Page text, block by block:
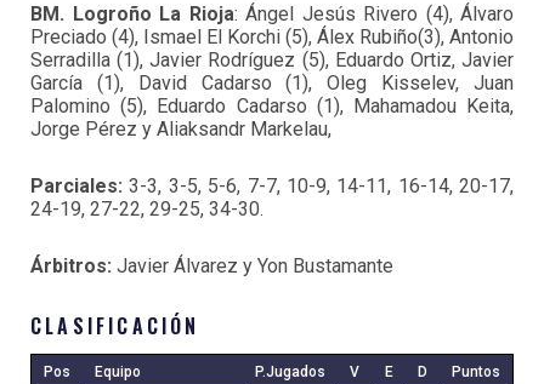
BM. Logroño La Rioja: Ángel Jesús Rivero (4), Álvaro
Preciado (4), Ismael El Korchi (5), Álex Rubiño(3), Antonio
Serradilla (1), Javier Rodríguez (5), Eduardo Ortiz, Javier
García (1), David Cadarso (1), Oleg Kisselev, Juan
Palomino (5), Eduardo Cadarso (1), Mahamadou Keita,
Jorge Pérez y Aliaksandr Markelau,
Parciales: 3-3, 3-5, 5-6, 7-7, 10-9, 14-11, 16-14, 20-17,
24-19, 27-22, 29-25, 34-30.
Árbitros: Javier Álvarez y Yon Bustamante
CLASIFICACIÓN
Pos Equipo P.Jugados V E D Puntos